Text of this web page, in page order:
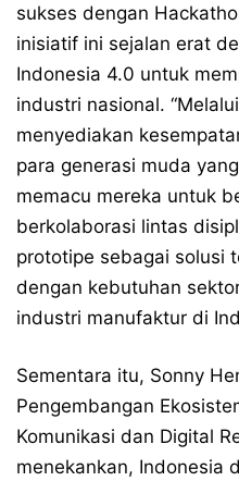
sukses dengan
inisiatif ini sejalan erat
Indonesia 4.0 untuk
industri nasional.
menyediakan
para generasi muda
memacu mereka untuk
berkolaborasi lintas
prototipe sebagai solusi
dengan kebutuhan
industri manufaktur di
Sementara itu, Sonny
Pengembangan
Komunikasi dan Digital
menekankan, Indonesia